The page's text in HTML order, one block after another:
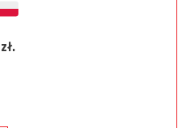
zł.